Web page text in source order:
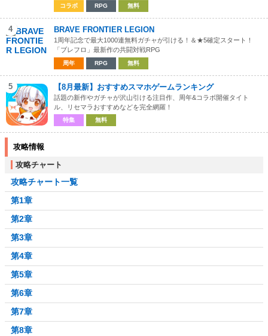
コラボ RPG 無料
4 BRAVE FRONTIER LEGION
1周年記念で最大1000連無料ガチャが引ける！＆★5確定スタート！
「ブレフロ」最新作の共闘対戦RPG
周年 RPG 無料
5 【8月最新】おすすめスマホゲームランキング
話題の新作やガチャが沢山引ける注目作、周年&コラボ開催タイト
ル、リセマラおすすめなどを完全網羅！
特集 無料
攻略情報
攻略チャート
攻略チャート一覧
第1章
第2章
第3章
第4章
第5章
第6章
第7章
第8章